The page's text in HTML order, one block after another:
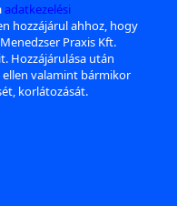
adatkezelési
hozzájárul ahhoz, hogy
Praxis Kft.
Hozzájárulása után
ellen valamint bármikor
korlátozását.